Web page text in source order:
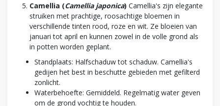
Camellia (Camellia japonica) Camellia's zijn elegante
struiken met prachtige, roosachtige bloemen in
verschillende tinten rood, roze en wit. Ze bloeien van
januari tot april en kunnen zowel in de volle grond als
in potten worden geplant.
Standplaats: Halfschaduw tot schaduw. Camellia's
gedijen het best in beschutte gebieden met gefilterd
zonlicht.
Waterbehoefte: Gemiddeld. Regelmatig water geven
om de grond vochtig te houden.